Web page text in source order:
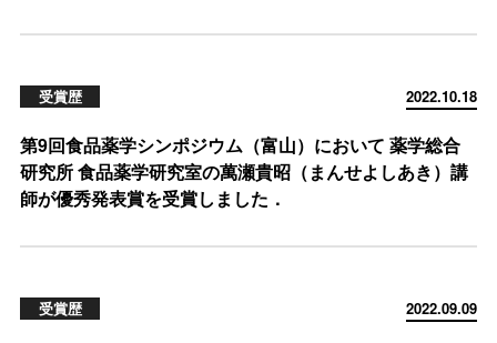
2022.10.18
受賞歴
第9回食品薬学シンポジウム（富山）において 薬学総合
研究所 食品薬学研究室の萬瀬貴昭（まんせよしあき）講
師が優秀発表賞を受賞しました．
2022.09.09
受賞歴